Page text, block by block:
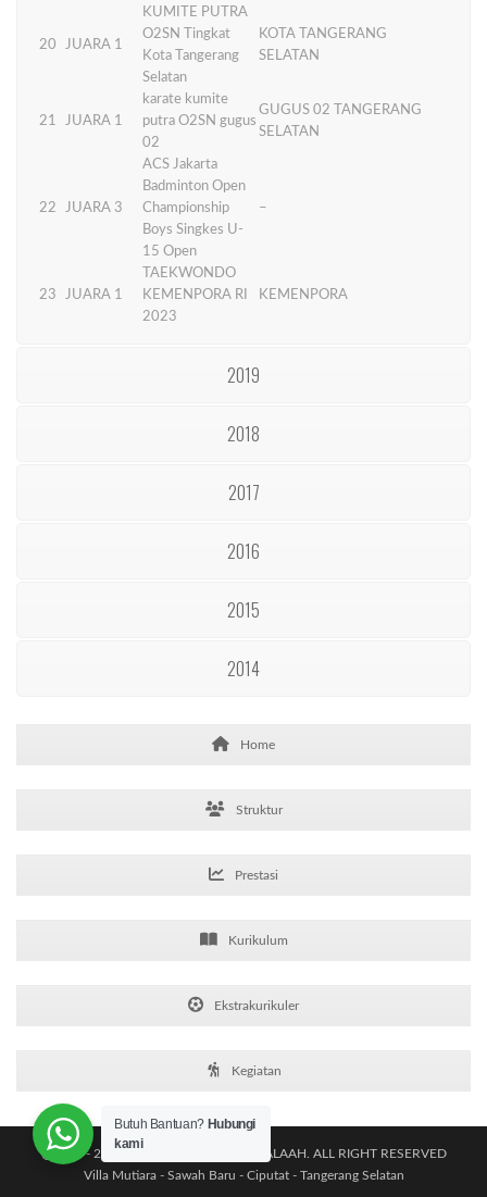
20 JUARA 1
KUMITE PUTRA
O2SN Tingkat
Kota Tangerang
Selatan
KOTA TANGERANG
SELATAN
21 JUARA 1
karate kumite
putra O2SN gugus
02
GUGUS 02 TANGERANG
SELATAN
22 JUARA 3
ACS Jakarta
Badminton Open
Championship
Boys Singkes U-
15 Open
–
23 JUARA 1
TAEKWONDO
KEMENPORA RI
2023
KEMENPORA
2019
2018
2017
2016
2015
2014
Home
Struktur
Prestasi
Kurikulum
Ekstrakurikuler
Kegiatan
@2011 - 2026 TK|SD|SMP ISLAM AL-FALAAH. ALL RIGHT RESERVED
Villa Mutiara - Sawah Baru - Ciputat - Tangerang Selatan
Butuh Bantuan? Hubungi
kami